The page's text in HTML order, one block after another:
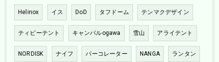
Helinox イス DoD タフドーム テンマクデザイン
ティピーテント キャンパルogawa 雪山 アライテント
NORDISK ナイフ パーコレーター NANGA ランタン